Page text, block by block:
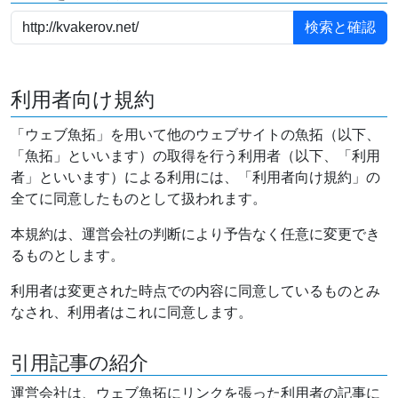
利用者向け規約
「ウェブ魚拓」を用いて他のウェブサイトの魚拓（以下、
「魚拓」といいます）の取得を行う利用者（以下、「利用
者」といいます）による利用には、「利用者向け規約」の
全てに同意したものとして扱われます。
本規約は、運営会社の判断により予告なく任意に変更でき
るものとします。
利用者は変更された時点での内容に同意しているものとみ
なされ、利用者はこれに同意します。
引用記事の紹介
運営会社は、ウェブ魚拓にリンクを張った利用者の記事に